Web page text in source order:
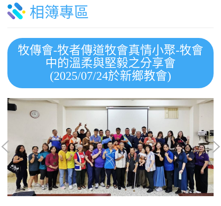
相簿專區
牧傳會-牧者傳道牧會真情小聚-牧會
中的溫柔與堅毅之分享會
(2025/07/24於新鄉教會)